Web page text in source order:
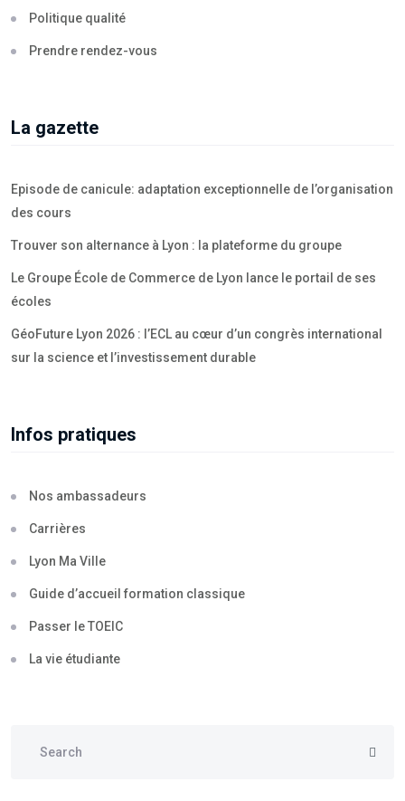
Politique qualité
Prendre rendez-vous
La gazette
Episode de canicule: adaptation exceptionnelle de l’organisation
des cours
Trouver son alternance à Lyon : la plateforme du groupe
Le Groupe École de Commerce de Lyon lance le portail de ses
écoles
GéoFuture Lyon 2026 : l’ECL au cœur d’un congrès international
sur la science et l’investissement durable
Infos pratiques
Nos ambassadeurs
Carrières
Lyon Ma Ville
Guide d’accueil formation classique
Passer le TOEIC
La vie étudiante